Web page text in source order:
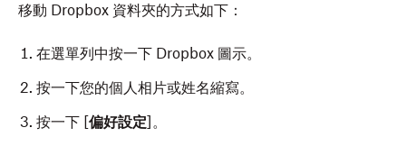
選擇 [加密]。
移動 Dropbox 資料夾的方式如下：
在選單列中按一下 Dropbox 圖示。
按一下您的個人相片或姓名縮寫。
按一下 [偏好設定]。